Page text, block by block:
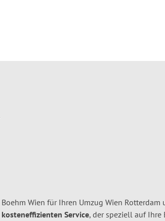
Wien für Ihren Umzug Wien Rotterdam
Service, der speziell auf Ihre